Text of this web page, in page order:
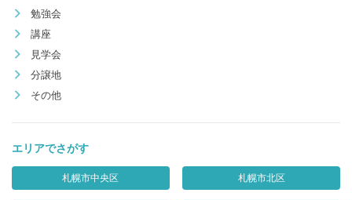
勉強会
講座
見学会
分譲地
その他
エリアでさがす
札幌市中央区 札幌市北区